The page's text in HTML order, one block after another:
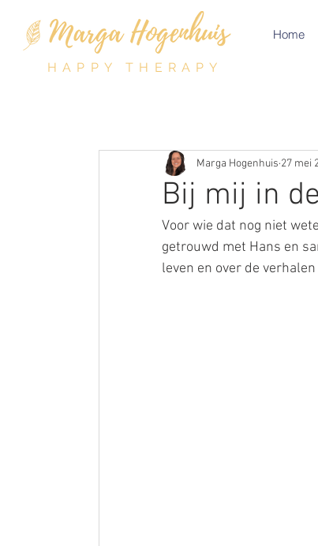
HAPPY THERAPY
Home
Bij mij in
Marga Hogenhuis 27 mei
Voor wie dat nog niet
getrouwd met Hans en
leven en over de